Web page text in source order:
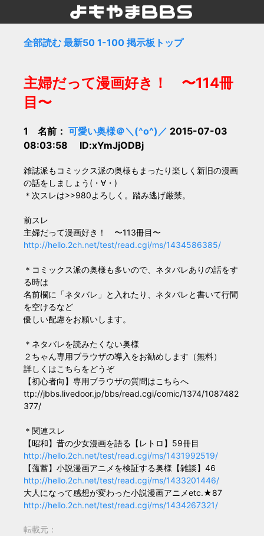
全部読む 最新50 1-100 掲示板トップ
主婦だって漫画好き！ 〜114冊
目〜
1 名前： 可愛い奥様＠＼(^o^)／ 2015-07-03
08:03:58 ID:xYmJjODBj
雑誌派もコミックス派の奥様もまったり楽しく新旧の漫画
の話をしましょう(・∀・)
＊次スレは>>980よろしく。踏み逃げ厳禁。
前スレ
主婦だって漫画好き！ 〜113冊目〜
http://hello.2ch.net/test/read.cgi/ms/1434586385/
＊コミックス派の奥様も多いので、ネタバレありの話をす
る時は
名前欄に「ネタバレ」と入れたり、ネタバレと書いて行間
を空けるなど
優しい配慮をお願いします。
＊ネタバレを読みたくない奥様
２ちゃん専用ブラウザの導入をお勧めします（無料）
詳しくはこちらをどうぞ
【初心者向】専用ブラウザの質問はこちらへ
ttp://jbbs.livedoor.jp/bbs/read.cgi/comic/1374/1087482
377/
＊関連スレ
【昭和】昔の少女漫画を語る【レトロ】59冊目
http://hello.2ch.net/test/read.cgi/ms/1431992519/
【薀蓄】小説漫画アニメを検証する奥様【雑談】46
http://hello.2ch.net/test/read.cgi/ms/1433201446/
大人になって感想が変わった小説漫画アニメetc.★87
http://hello.2ch.net/test/read.cgi/ms/1434267321/
転載元：